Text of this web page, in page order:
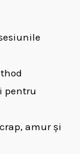
pentru
amur și